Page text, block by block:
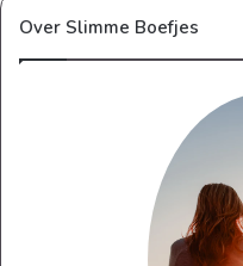
Over Slimme Boefjes